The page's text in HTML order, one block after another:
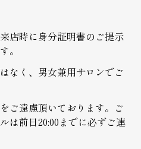
店時に身分証明書のご提示
。
なく、男女兼用サロンでご
ご遠慮頂いております。ご
は前日20:00までに必ずご連